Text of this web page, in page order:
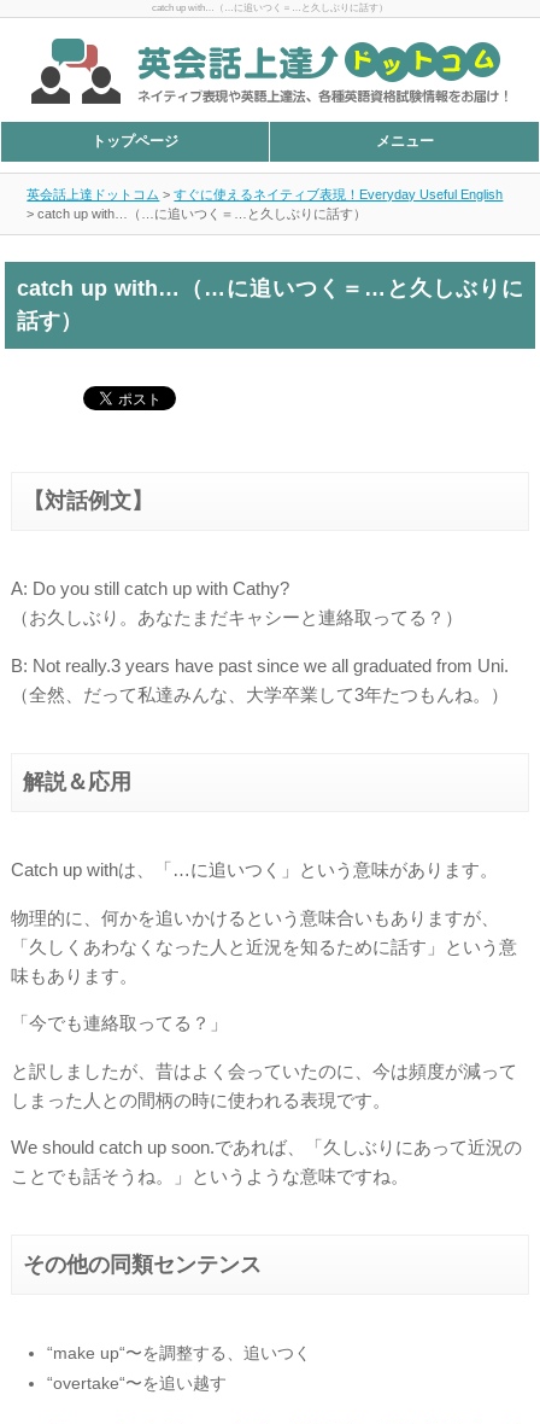
catch up with…（…に追いつく＝…と久しぶりに話す）
トップページ メニュー
英会話上達ドットコム >すぐに使えるネイティブ表現！Everyday Useful English
>catch up with…（…に追いつく＝…と久しぶりに話す）
catch up with…（…に追いつく＝…と久しぶりに
話す）
【対話例文】
A: Do you still catch up with Cathy?
（お久しぶり。あなたまだキャシーと連絡取ってる？）
B: Not really.3 years have past since we all graduated from Uni.
（全然、だって私達みんな、大学卒業して3年たつもんね。）
解説＆応用
Catch up withは、「…に追いつく」という意味があります。
物理的に、何かを追いかけるという意味合いもありますが、
「久しくあわなくなった人と近況を知るために話す」という意
味もあります。
「今でも連絡取ってる？」
と訳しましたが、昔はよく会っていたのに、今は頻度が減って
しまった人との間柄の時に使われる表現です。
We should catch up soon.であれば、「久しぶりにあって近況の
ことでも話そうね。」というような意味ですね。
その他の同類センテンス
“make up“〜を調整する、追いつく
“overtake“〜を追い越す